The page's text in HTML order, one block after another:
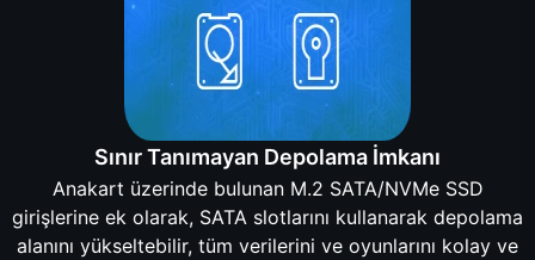
Sınır Tanımayan Depolama İmkanı
Anakart üzerinde bulunan M.2 SATA/NVMe SSD
girişlerine ek olarak, SATA slotlarını kullanarak depolama
alanını yükseltebilir, tüm verilerini ve oyunlarını kolay ve